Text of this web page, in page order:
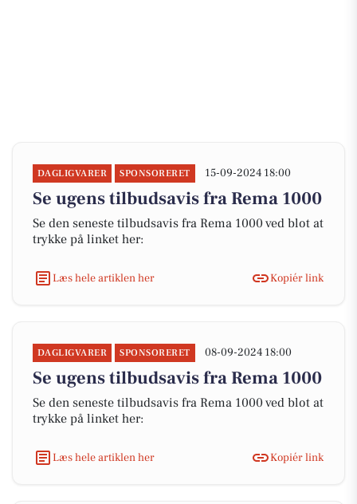
DAGLIGVARER SPONSORERET 15-09-2024 18:00
Se ugens tilbudsavis fra Rema 1000
Se den seneste tilbudsavis fra Rema 1000 ved blot at
trykke på linket her:
Læs hele artiklen her Kopiér link
DAGLIGVARER SPONSORERET 08-09-2024 18:00
Se ugens tilbudsavis fra Rema 1000
Se den seneste tilbudsavis fra Rema 1000 ved blot at
trykke på linket her:
Læs hele artiklen her Kopiér link